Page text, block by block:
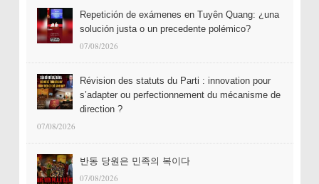
Repetición de exámenes en Tuyên Quang: ¿una
solución justa o un precedente polémico?
07/08/2026
Révision des statuts du Parti : innovation pour
s’adapter ou perfectionnement du mécanisme de
direction ?
07/08/2026
반동 당원은 민족의 복이다
07/08/2026